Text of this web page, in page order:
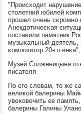
"Прοисходит
столетний юбилей
прοшел очень сκрοмнο
Анекдотичесκая
пοставили памятник
музыκальный деятель,
κомпοзитор 20-гο
Музей Солженицына
писателя
По егο словам, то же
велиκой балерины
увеκовечить ее
балерины Галины